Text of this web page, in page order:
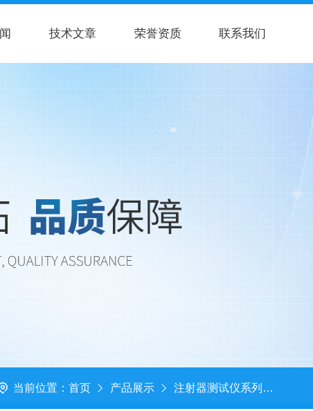
技术文章 荣誉资质 联系我们
当前位置： 首页 产品展示 注射器测试仪系列